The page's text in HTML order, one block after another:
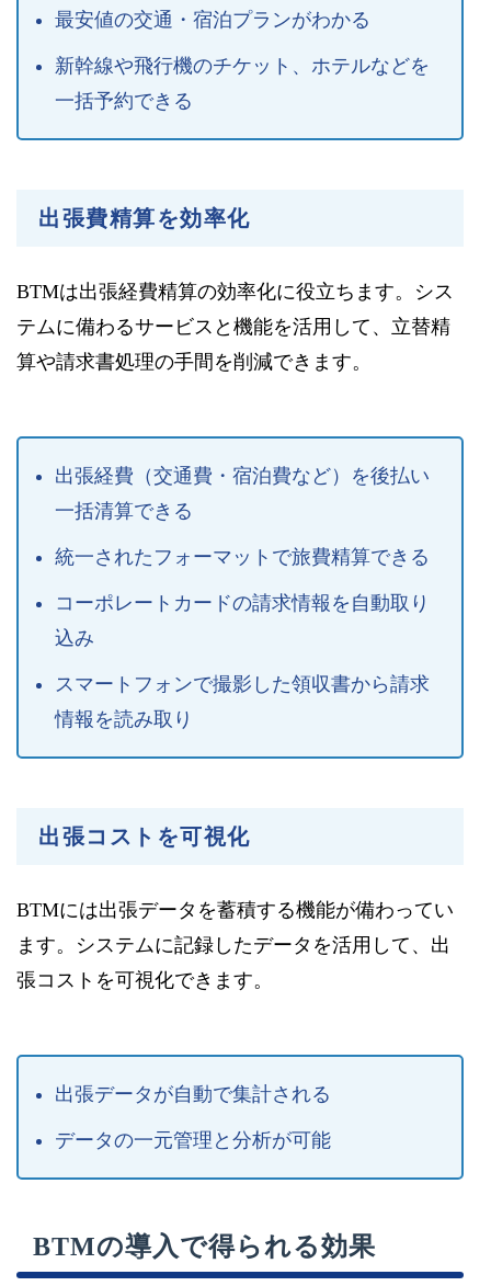
最安値の交通・宿泊プランがわかる
新幹線や飛行機のチケット、ホテルなどを
一括予約できる
出張費精算を効率化
BTMは出張経費精算の効率化に役立ちます。シス
テムに備わるサービスと機能を活用して、立替精
算や請求書処理の手間を削減できます。
出張経費（交通費・宿泊費など）を後払い
一括清算できる
統一されたフォーマットで旅費精算できる
コーポレートカードの請求情報を自動取り
込み
スマートフォンで撮影した領収書から請求
情報を読み取り
出張コストを可視化
BTMには出張データを蓄積する機能が備わってい
ます。システムに記録したデータを活用して、出
張コストを可視化できます。
出張データが自動で集計される
データの一元管理と分析が可能
BTMの導入で得られる効果